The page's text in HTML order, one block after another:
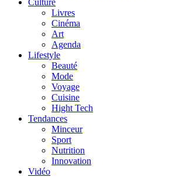
Livres
Cinéma
Art
Agenda
Lifestyle
Beauté
Mode
Voyage
Cuisine
Hight Tech
Tendances
Minceur
Sport
Nutrition
Innovation
Vidéo